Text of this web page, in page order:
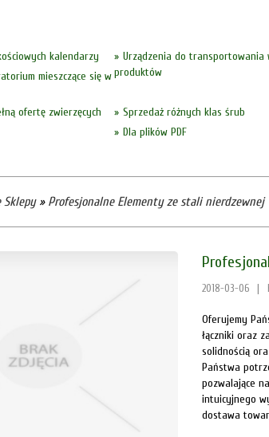
Urządzenia do transportowania
produktów
kalendarzy
mieszczące się w
ofertę zwierzęcych
Sprzedaż różnych klas śrub
Dla plików PDF
Sklepy» Profesjonalne Elementy ze stali nierdzewnej
2018-03-06
Oferujemy
łączniki oraz
solidnością
Państwa
pozwalające
intuicyjnego
dostawa